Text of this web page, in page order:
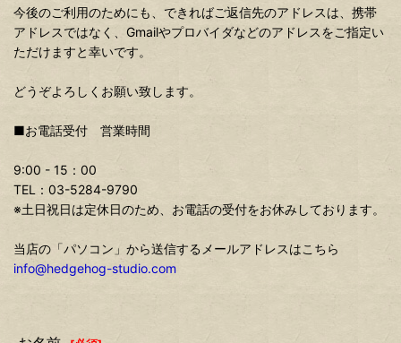
今後のご利用のためにも、できればご返信先のアドレスは、携帯
アドレスではなく、Gmailやプロバイダなどのアドレスをご指定い
ただけますと幸いです。
どうぞよろしくお願い致します。
■お電話受付 営業時間
9:00 - 15：00
TEL：03-5284-9790
※土日祝日は定休日のため、お電話の受付をお休みしております。
当店の「パソコン」から送信するメールアドレスはこちら
info@hedgehog-studio.com